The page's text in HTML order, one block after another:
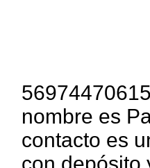
nombre es
contacto es